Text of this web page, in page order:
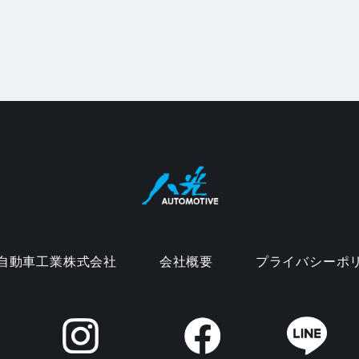
動車工業株式会社 会社概要 プライバシーポ